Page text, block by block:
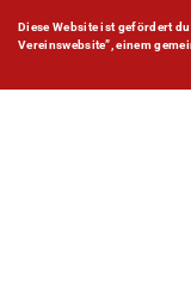
Diese Website ist gefördert
Vereinswebsite”, einem